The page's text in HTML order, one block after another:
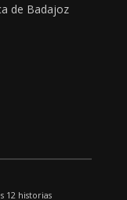
de Badajoz
12 historias